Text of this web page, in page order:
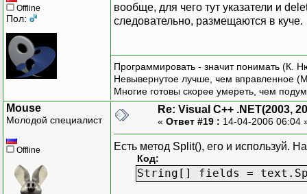
Offline
Пол:
вообще, для чего тут указатели и
следовательно, размещаются в куче.
Программировать - значит понимать (К.
Невывернутое лучше, чем вправленное
Многие готовы скорее умереть, чем
Mouse
Молодой специалист
Offline
Re: Visual C++ .NET(2003,
« Ответ #19 : 14-04-2006 06:04
Есть метод Split(), его и используй.
Код:
String[] fields =